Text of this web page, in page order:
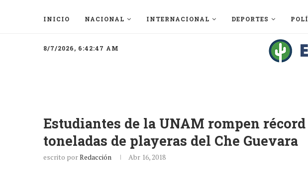
INICIO NACIONAL INTERNACIONAL DEPORTES
8/7/2026, 6:42:47 AM
Estudiantes de la UNAM rompen
toneladas de playeras del Che Guevara
escrito porRedacción Abr 16, 2018